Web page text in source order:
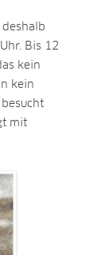
Bis 12
kein
kein
mit